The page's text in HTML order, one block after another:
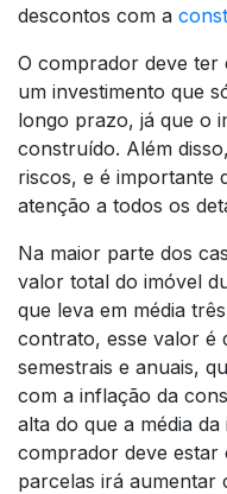
descontos com a
O comprador deve ter
um investimento que
longo prazo, já que o
construído. Além
riscos, e é importante
atenção a todos os
Na maior parte dos
valor total do imóvel
que leva em média
contrato, esse valor é
semestrais e anuais,
com a inflação da
alta do que a média
comprador deve estar
parcelas irá aumentar